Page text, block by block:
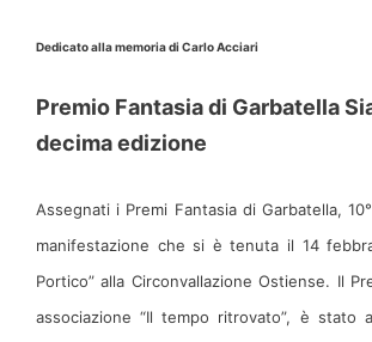
Dedicato alla memoria di Carlo Acciari
Premio Fantasia di Garbatella
decima edizione
Assegnati i Premi Fantasia di Garbatella,
manifestazione che si è tenuta il 14
Portico” alla Circonvallazione Ostiense. Il
associazione “Il tempo ritrovato”, è stato